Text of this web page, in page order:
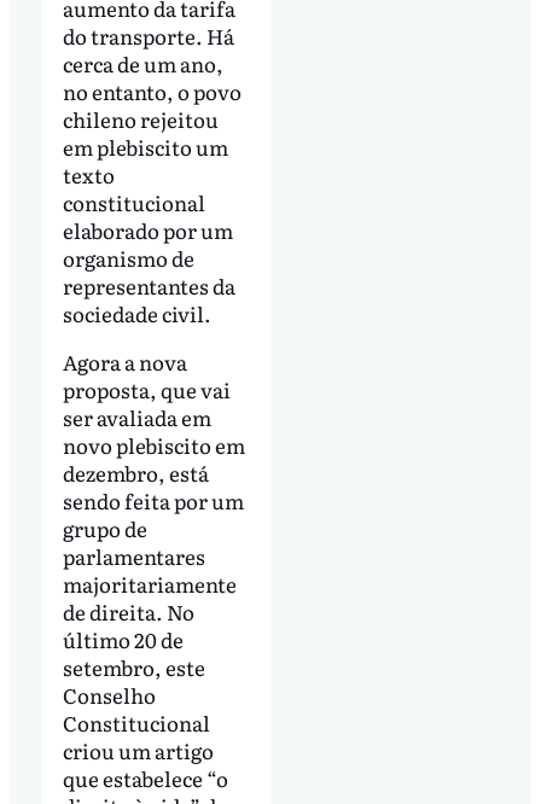
aumento da tarifa
do transporte. Há
cerca de um ano,
no entanto, o povo
chileno rejeitou
em plebiscito um
texto
constitucional
elaborado por um
organismo de
representantes da
sociedade civil.
Agora a nova
proposta, que vai
ser avaliada em
novo plebiscito em
dezembro, está
sendo feita por um
grupo de
parlamentares
majoritariamente
de direita. No
último 20 de
setembro, este
Conselho
Constitucional
criou um artigo
que estabelece “o